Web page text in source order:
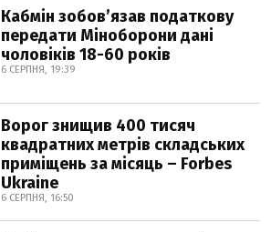
Кабмін зобовʼязав податкову
передати Міноборони дані
чоловіків 18-60 років
6 СЕРПНЯ, 19:39
Ворог знищив 400 тисяч
квадратних метрів складських
приміщень за місяць – Forbes
Ukraine
6 СЕРПНЯ, 16:50